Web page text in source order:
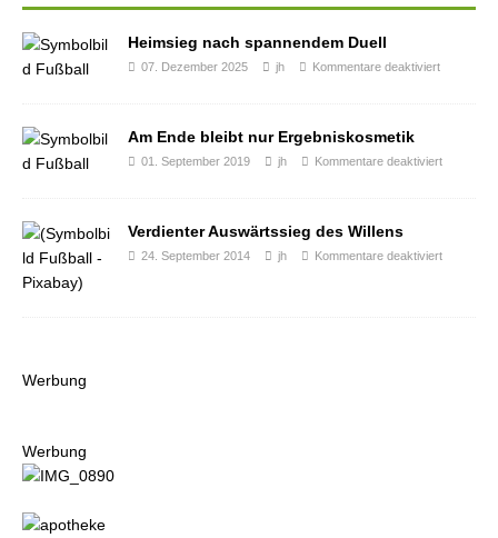
Heimsieg nach spannendem Duell
07. Dezember 2025 jh Kommentare deaktiviert
Am Ende bleibt nur Ergebniskosmetik
01. September 2019 jh Kommentare deaktiviert
Verdienter Auswärtssieg des Willens
24. September 2014 jh Kommentare deaktiviert
Werbung
Werbung